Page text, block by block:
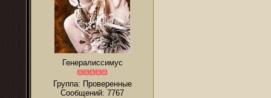
Генералиссимус
Группа: Проверенные
Сообщений: 7767